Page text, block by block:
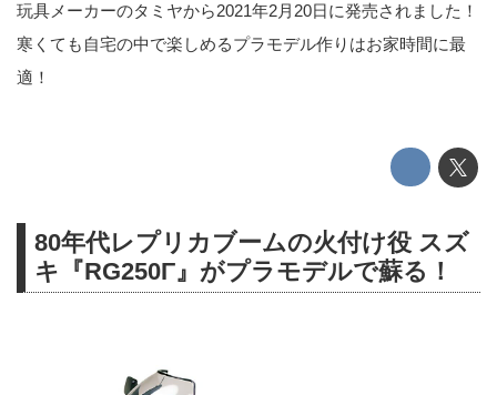
玩具メーカーのタミヤから2021年2月20日に発売されました！
寒くても自宅の中で楽しめるプラモデル作りはお家時間に最
適！
80年代レプリカブームの火付け役 スズ
キ『RG250Γ』がプラモデルで蘇る！